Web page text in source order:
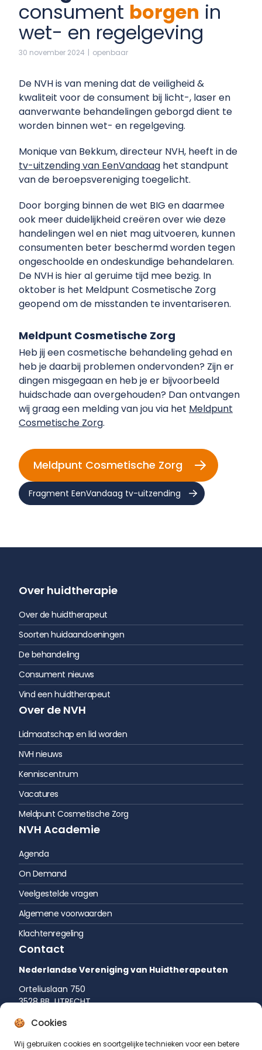
Cookies
Wij gebruiken cookies en soortgelijke technieken voor een betere
consument borgen in
wet- en regelgeving
30 november 2024 | openbaar
De NVH is van mening dat de veiligheid &
kwaliteit voor de consument bij licht-, laser en
aanverwante behandelingen geborgd dient te
worden binnen wet- en regelgeving.
Monique van Bekkum, directeur NVH, heeft in de
tv-uitzending van EenVandaag het standpunt
van de beroepsvereniging toegelicht.
Door borging binnen de wet BIG en daarmee
ook meer duidelijkheid creëren over wie deze
handelingen wel en niet mag uitvoeren, kunnen
consumenten beter beschermd worden tegen
ongeschoolde en ondeskundige behandelaren.
De NVH is hier al geruime tijd mee bezig. In
oktober is het Meldpunt Cosmetische Zorg
geopend om de misstanden te inventariseren.
Meldpunt Cosmetische Zorg
Heb jij een cosmetische behandeling gehad en
heb je daarbij problemen ondervonden? Zijn er
dingen misgegaan en heb je er bijvoorbeeld
huidschade aan overgehouden? Dan ontvangen
wij graag een melding van jou via het Meldpunt
Cosmetische Zorg.
Meldpunt Cosmetische Zorg
Fragment EenVandaag tv-uitzending
Over huidtherapie
Over de huidtherapeut
Soorten huidaandoeningen
De behandeling
Consument nieuws
Vind een huidtherapeut
Over de NVH
Lidmaatschap en lid worden
NVH nieuws
Kenniscentrum
Vacatures
Meldpunt Cosmetische Zorg
NVH Academie
Agenda
On Demand
Veelgestelde vragen
Algemene voorwaarden
Klachtenregeling
Contact
Nederlandse Vereniging van Huidtherapeuten
Orteliuslaan 750
3528 BB UTRECHT
035 542 75 52